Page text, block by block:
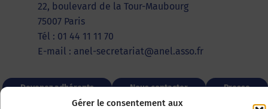
Gérer le consentement aux
22, boulevard de la Tour-Maubourg
75007 Paris
Tél : 01 44 11 11 70
E-mail : anel-secretariat@anel.asso.fr
Devenez adhérents Nous contacter
Presse